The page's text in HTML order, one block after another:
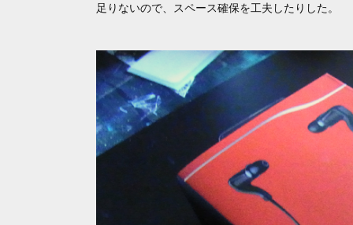
足りないので、スペース確保を工夫したりした。